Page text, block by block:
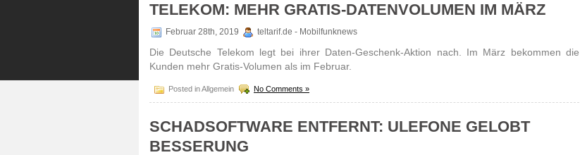
TELEKOM: MEHR GRATIS-DATENVOLUMEN IM MÄRZ
Februar 28th, 2019 teltarif.de - Mobilfunknews
Die Deutsche Telekom legt bei ihrer Daten-Geschenk-Aktion nach. Im März bekommen die
Kunden mehr Gratis-Volumen als im Februar.
Posted in Allgemein No Comments »
SCHADSOFTWARE ENTFERNT: ULEFONE GELOBT
BESSERUNG